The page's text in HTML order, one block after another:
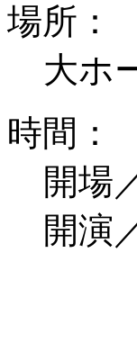
場所：
大ホ
時間：
開場
開演